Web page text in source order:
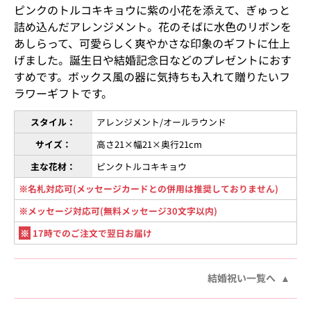
ピンクのトルコキキョウに紫の小花を添えて、ぎゅっと
詰め込んだアレンジメント。花のそばに水色のリボンを
あしらって、可愛らしく爽やかさな印象のギフトに仕上
げました。誕生日や結婚記念日などのプレゼントにおす
すめです。ボックス風の器に気持ちも入れて贈りたいフ
ラワーギフトです。
スタイル：
アレンジメント/オールラウンド
サイズ：
高さ21×幅21×奥行21cm
主な花材：
ピンクトルコキキョウ
※名札対応可(メッセージカードとの併用は推奨しておりません)
※メッセージ対応可(無料メッセージ30文字以内)
※ 17時でのご注文で翌日お届け
結婚祝い一覧へ